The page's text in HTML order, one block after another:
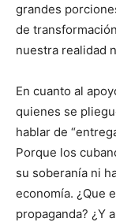
grandes
de
nuestra realidad
En cuanto al
quienes se
hablar de
Porque los
su soberanía ni
economía. ¿Que
propaganda? ¿Y